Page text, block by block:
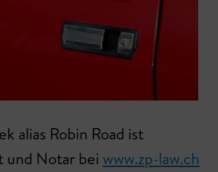
alias Robin Road ist
und Notar bei www.zp-law.ch